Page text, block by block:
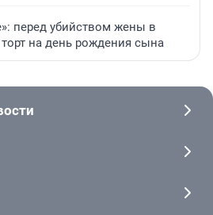
перед убийством жены в
на день рождения сына